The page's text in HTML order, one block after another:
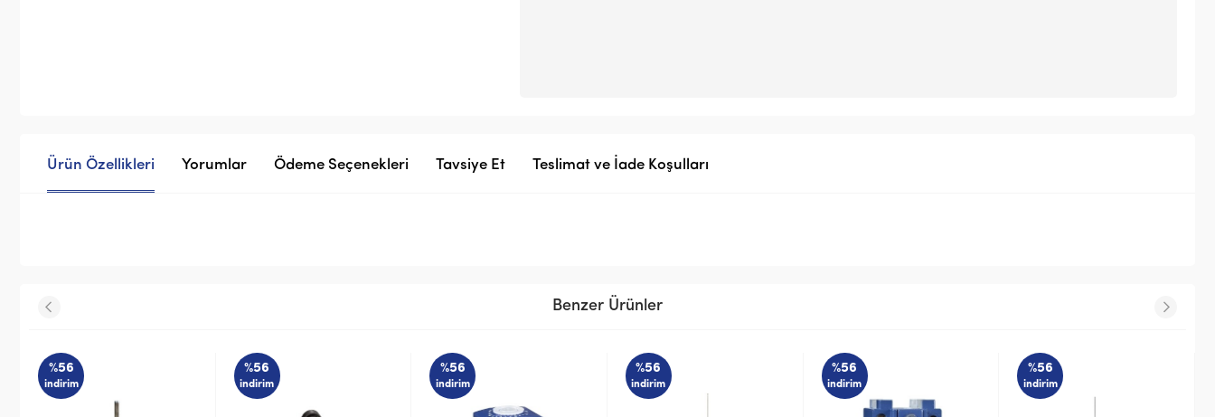
Ürün Özellikleri Yorumlar Ödeme Seçenekleri Tavsiye Et Teslimat ve İade Koşulları
Benzer Ürünler
%56
indirim
%56
indirim
%56
indirim
%56
indirim
%56
indirim
%56
indirim